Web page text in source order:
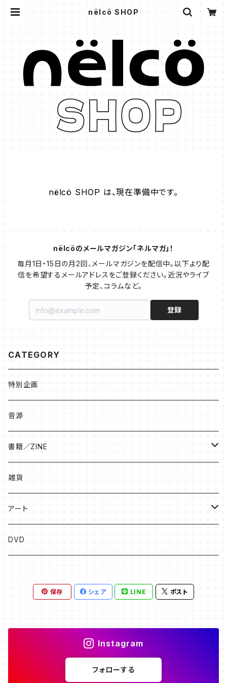
nëlcö SHOP
nëlcö SHOP は、現在準備中です。
nëlcöのメールマガジン「ネルマガ」！
毎月1日・15日の月2回、メールマガジンを配信中。以下より配
信を希望するメールアドレスをご登録ください。近況やライブ
予定、コラムなど。
登録
CATEGORY
特別企画
音源
書籍／ZINE
絵本
ソングブック
漫画
雑貨
アート
版画
フライヤー原画
DVD
保存 シェア LINE ポスト
Instagram
フォローする